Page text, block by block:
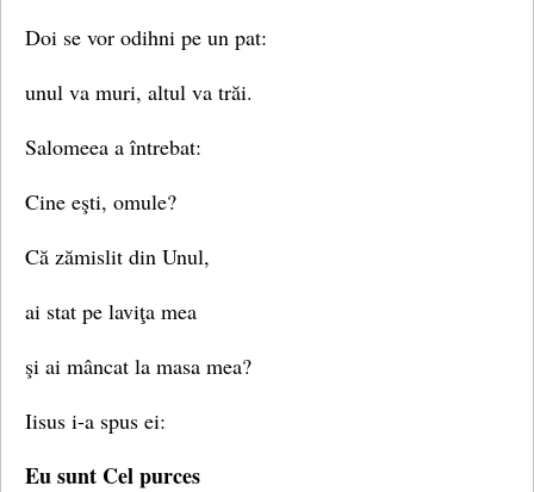
Doi se vor odihni pe un pat:
unul va muri, altul va trăi.
Salomeea a întrebat:
Cine eşti, omule?
Că zămislit din Unul,
ai stat pe laviţa mea
şi ai mâncat la masa mea?
Iisus i-a spus ei:
Eu sunt Cel purces